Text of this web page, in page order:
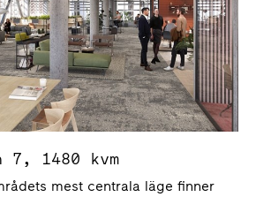
Rökerigatan 7, 1480 kvm
mest centrala läge finner